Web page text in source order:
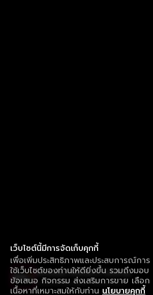
เว็บไซต์นี้มีการจัดเก็บคุกกี้
เพื่อเพิ่มประสิทธิภาพและประสบการณ์การ
ใช้เว็บไซต์ของท่านให้ดียิ่งขึ้น รวมถึงมอบ
ข้อเสนอ กิจกรรม ส่งเสริมการขาย เลือก
เนื้อหาที่เหมาะสมให้กับท่าน นโยบายคุกกี้
ใช้งานแอป ลื่นไหลกว่า ไม่มีสะดุด
ดาวน์โหลดแอปเพื่อการรับชมที่ดีกว่า